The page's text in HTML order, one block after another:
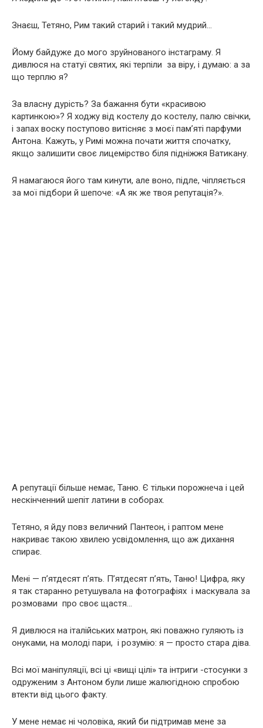
Знаєш, Тетяно, Рим такий старий і такий мудрий…
Йому байдуже до мого зруйнованого інстаграму. Я
дивлюся на статуї святих, які терпіли за віру, і думаю: а за
що терплю я?
За власну дурість? За бажання бути «красивою
картинкою»? Я ходжу від костелу до костелу, палю свічки,
і запах воску поступово витісняє з моєї пам’яті парфуми
Антона. Кажуть, у Римі можна почати життя спочатку,
якщо залишити своє лицемірство біля підніжжя Ватикану.
Я намагаюся його там кинути, але воно, підле, чіпляється
за мої підбори й шепоче: «А як же твоя репутація?».
А репутації більше немає, Таню. Є тільки порожнеча і цей
нескінченний шепіт латини в соборах.
Тетяно, я йду повз величний Пантеон, і раптом мене
накриває такою хвилею усвідомлення, що аж дихання
спирає.
Мені — п’ятдесят п’ять. П’ятдесят п’ять, Таню! Цифра, яку
я так старанно ретушувала на фотографіях і маскувала за
розмовами про своє щастя…
Я дивлюся на італійських матрон, які поважно гуляють із
онуками, на молоді пари, і розумію: я — просто стара діва.
Всі мої маніпуляції, всі ці «вищі цілі» та інтриги -стосунки з
одруженим з Антоном були лише жалюгідною спробою
втекти від цього факту.
У мене немає ні чоловіка, який би підтримав мене за